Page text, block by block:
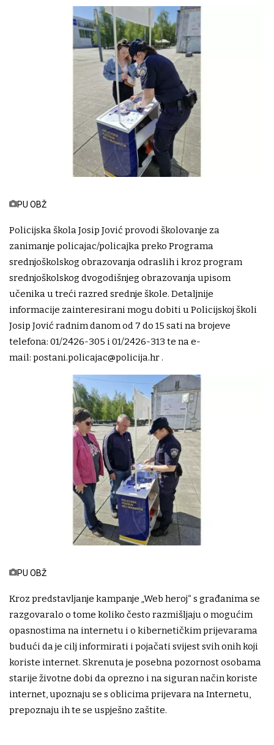
PU OBŽ
Policijska škola Josip Jović provodi školovanje za
zanimanje policajac/policajka preko Programa
srednjoškolskog obrazovanja odraslih i kroz program
srednjoškolskog dvogodišnjeg obrazovanja upisom
učenika u treći razred srednje škole. Detaljnije
informacije zainteresirani mogu dobiti u Policijskoj školi
Josip Jović radnim danom od 7 do 15 sati na brojeve
telefona: 01/2426-305 i 01/2426-313 te na e-
mail: postani.policajac@policija.hr.
PU OBŽ
Kroz predstavljanje kampanje „Web heroj“ s građanima se
razgovaralo o tome koliko često razmišljaju o mogućim
opasnostima na internetu i o kibernetičkim prijevarama
budući da je cilj informirati i pojačati svijest svih onih koji
koriste internet. Skrenuta je posebna pozornost osobama
starije životne dobi da oprezno i na siguran način koriste
internet, upoznaju se s oblicima prijevara na Internetu,
prepoznaju ih te se uspješno zaštite.